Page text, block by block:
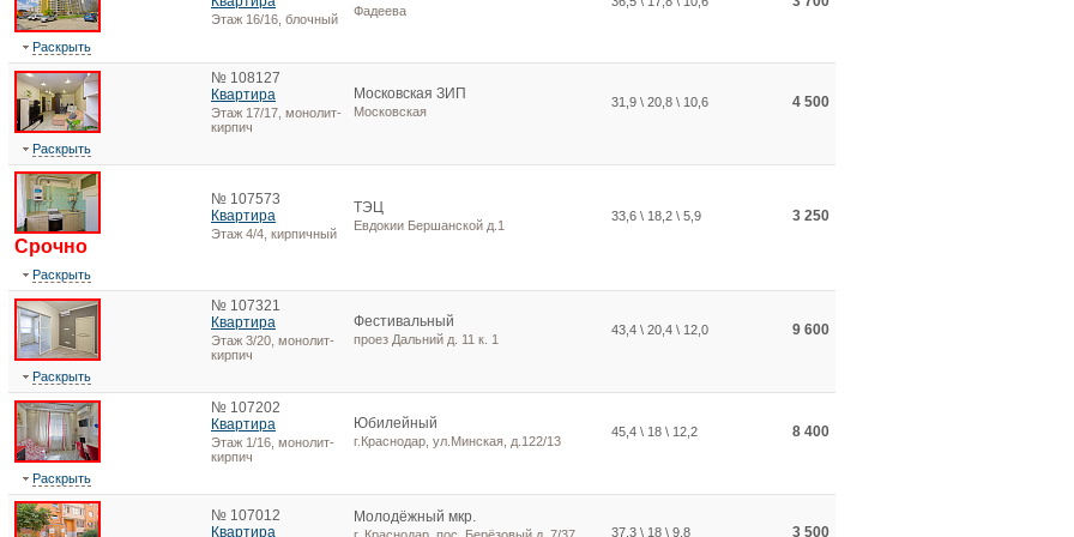
Этаж 16/16, блочный
Фадеева
Раскрыть
№ 108127
Квартира
Этаж 17/17, монолит-
кирпич
Московская ЗИП
Московская
31,9 \ 20,8 \ 10,6 4 500
Раскрыть
Срочно
№ 107573
Квартира
Этаж 4/4, кирпичный
ТЭЦ
Евдокии Бершанской д.1
33,6 \ 18,2 \ 5,9 3 250
Раскрыть
№ 107321
Квартира
Этаж 3/20, монолит-
кирпич
Фестивальный
проез Дальний д. 11 к. 1
43,4 \ 20,4 \ 12,0 9 600
Раскрыть
№ 107202
Квартира
Этаж 1/16, монолит-
кирпич
Юбилейный
г.Краснодар, ул.Минская, д.122/13
45,4 \ 18 \ 12,2 8 400
Раскрыть
№ 107012
Квартира
Молодёжный мкр.
37,3 \ 18 \ 9,8 3 500